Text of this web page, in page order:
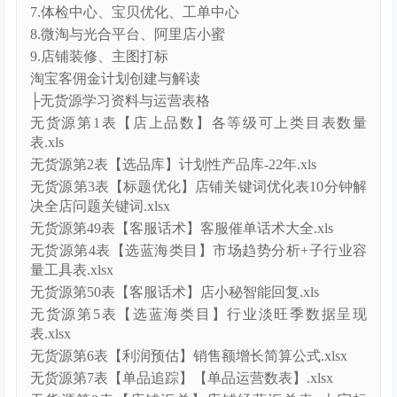
7.体检中心、宝贝优化、工单中心
8.微淘与光合平台、阿里店小蜜
9.店铺装修、主图打标
淘宝客佣金计划创建与解读
├无货源学习资料与运营表格
无货源第1表【店上品数】各等级可上类目表数量
表.xls
无货源第2表【选品库】计划性产品库-22年.xls
无货源第3表【标题优化】店铺关键词优化表10分钟解
决全店问题关键词.xlsx
无货源第49表【客服话术】客服催单话术大全.xls
无货源第4表【选蓝海类目】市场趋势分析+子行业容
量工具表.xlsx
无货源第50表【客服话术】店小秘智能回复.xls
无货源第5表【选蓝海类目】行业淡旺季数据呈现
表.xlsx
无货源第6表【利润预估】销售额增长简算公式.xlsx
无货源第7表【单品追踪】【单品运营数表】.xlsx